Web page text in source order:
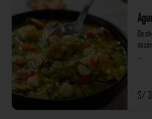
De
sazón.
S/